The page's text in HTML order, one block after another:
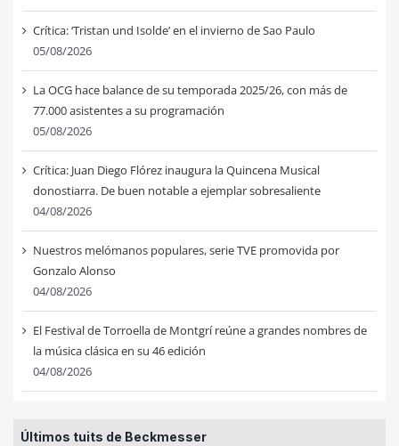
Crítica: ‘Tristan und Isolde’ en el invierno de Sao Paulo
05/08/2026
La OCG hace balance de su temporada 2025/26, con más de
77.000 asistentes a su programación
05/08/2026
Crítica: Juan Diego Flórez inaugura la Quincena Musical
donostiarra. De buen notable a ejemplar sobresaliente
04/08/2026
Nuestros melómanos populares, serie TVE promovida por
Gonzalo Alonso
04/08/2026
El Festival de Torroella de Montgrí reúne a grandes nombres de
la música clásica en su 46 edición
04/08/2026
Últimos tuits de Beckmesser